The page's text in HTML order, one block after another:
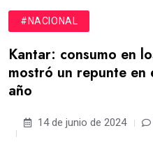
#NACIONAL
Kantar: consumo en
mostró un repunte
año
14 de junio de 2024